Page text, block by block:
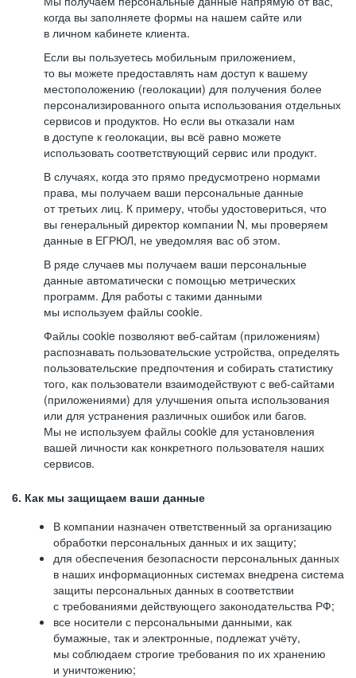
когда вы заполняете формы на нашем сайте или
в личном кабинете клиента.
Если вы пользуетесь мобильным приложением,
то вы можете предоставлять нам доступ к вашему
местоположению (геолокации) для получения более
персонализированного опыта использования отдельных
сервисов и продуктов. Но если вы отказали нам
в доступе к геолокации, вы всё равно можете
использовать соответствующий сервис или продукт.
В случаях, когда это прямо предусмотрено нормами
права, мы получаем ваши персональные данные
от третьих лиц. К примеру, чтобы удостовериться, что
вы генеральный директор компании N, мы проверяем
данные в ЕГРЮЛ, не уведомляя вас об этом.
В ряде случаев мы получаем ваши персональные
данные автоматически с помощью метрических
программ. Для работы с такими данными
мы используем файлы cookie.
Файлы cookie позволяют веб-сайтам (приложениям)
распознавать пользовательские устройства, определять
пользовательские предпочтения и собирать статистику
того, как пользователи взаимодействуют с веб-сайтами
(приложениями) для улучшения опыта использования
или для устранения различных ошибок или багов.
Мы не используем файлы cookie для установления
вашей личности как конкретного пользователя наших
сервисов.
6. Как мы защищаем ваши данные
В компании назначен ответственный за организацию
обработки персональных данных и их защиту;
для обеспечения безопасности персональных данных
в наших информационных системах внедрена система
защиты персональных данных в соответствии
с требованиями действующего законодательства РФ;
все носители с персональными данными, как
бумажные, так и электронные, подлежат учёту,
мы соблюдаем строгие требования по их хранению
и уничтожению;